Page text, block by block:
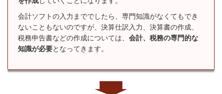
会計ソフトの入力まででしたら、専門知識がなくてもでき
ないこともないのですが、決算仕訳入力、決算書の作成、
税務申告書などの作成については、会計、税務の専門的な
知識が必要となってきます。